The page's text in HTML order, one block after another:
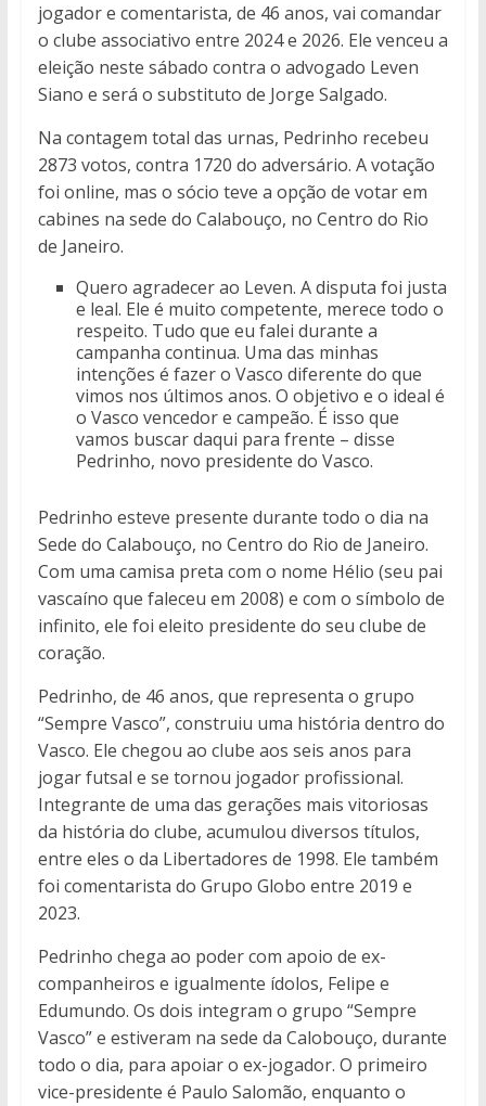
jogador e comentarista, de 46 anos, vai comandar
o clube associativo entre 2024 e 2026. Ele venceu a
eleição neste sábado contra o advogado Leven
Siano e será o substituto de Jorge Salgado.
Na contagem total das urnas, Pedrinho recebeu
2873 votos, contra 1720 do adversário. A votação
foi online, mas o sócio teve a opção de votar em
cabines na sede do Calabouço, no Centro do Rio
de Janeiro.
Quero agradecer ao Leven. A disputa foi justa
e leal. Ele é muito competente, merece todo o
respeito. Tudo que eu falei durante a
campanha continua. Uma das minhas
intenções é fazer o Vasco diferente do que
vimos nos últimos anos. O objetivo e o ideal é
o Vasco vencedor e campeão. É isso que
vamos buscar daqui para frente – disse
Pedrinho, novo presidente do Vasco.
Pedrinho esteve presente durante todo o dia na
Sede do Calabouço, no Centro do Rio de Janeiro.
Com uma camisa preta com o nome Hélio (seu pai
vascaíno que faleceu em 2008) e com o símbolo de
infinito, ele foi eleito presidente do seu clube de
coração.
Pedrinho, de 46 anos, que representa o grupo
“Sempre Vasco”, construiu uma história dentro do
Vasco. Ele chegou ao clube aos seis anos para
jogar futsal e se tornou jogador profissional.
Integrante de uma das gerações mais vitoriosas
da história do clube, acumulou diversos títulos,
entre eles o da Libertadores de 1998. Ele também
foi comentarista do Grupo Globo entre 2019 e
2023.
Pedrinho chega ao poder com apoio de ex-
companheiros e igualmente ídolos, Felipe e
Edumundo. Os dois integram o grupo “Sempre
Vasco” e estiveram na sede da Calobouço, durante
todo o dia, para apoiar o ex-jogador. O primeiro
vice-presidente é Paulo Salomão, enquanto o